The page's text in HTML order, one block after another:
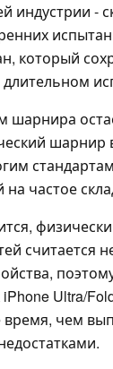
индустрии -
который
длительном
шарнира
шарнир
частое
считается
Ultra/
чем